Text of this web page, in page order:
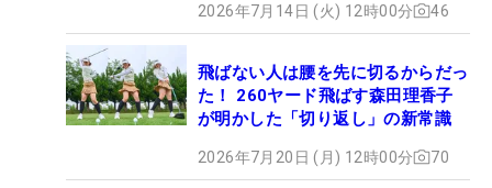
2026年7月14日 (火) 12時00分 46
飛ばない人は腰を先に切るからだっ
た！ 260ヤード飛ばす森田理香子
が明かした「切り返し」の新常識
2026年7月20日 (月) 12時00分 70